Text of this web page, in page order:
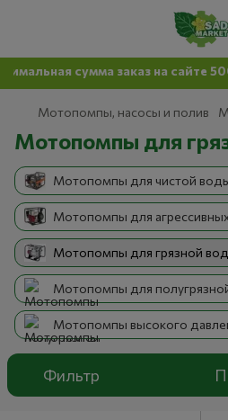
сумма заказ на сайте 500 грн
Мотопомпы, насосы и полив
Мотопомпы для
Мотопомпы для чистой
Мотопомпы для
Мотопомпы для грязной
Мотопомпы для
Мотопомпы высокого
Фильтр